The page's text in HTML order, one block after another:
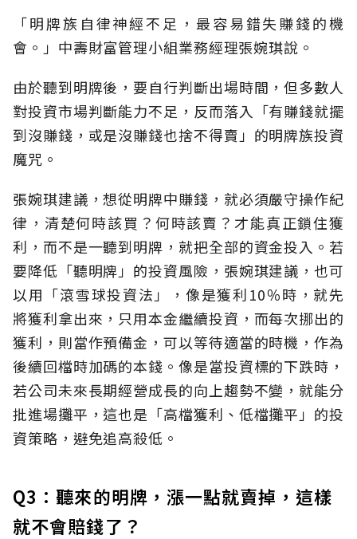
「明牌族自律神經不足，最容易錯失賺錢的機
會。」中壽財富管理小組業務經理張婉琪說。
由於聽到明牌後，要自行判斷出場時間，但多數人
對投資市場判斷能力不足，反而落入「有賺錢就擺
到沒賺錢，或是沒賺錢也捨不得賣」的明牌族投資
魔咒。
張婉琪建議，想從明牌中賺錢，就必須嚴守操作紀
律，清楚何時該買？何時該賣？才能真正鎖住獲
利，而不是一聽到明牌，就把全部的資金投入。若
要降低「聽明牌」的投資風險，張婉琪建議，也可
以用「滾雪球投資法」，像是獲利10％時，就先
將獲利拿出來，只用本金繼續投資，而每次挪出的
獲利，則當作預備金，可以等待適當的時機，作為
後續回檔時加碼的本錢。像是當投資標的下跌時，
若公司未來長期經營成長的向上趨勢不變，就能分
批進場攤平，這也是「高檔獲利、低檔攤平」的投
資策略，避免追高殺低。
Q3：聽來的明牌，漲一點就賣掉，這樣
就不會賠錢了？